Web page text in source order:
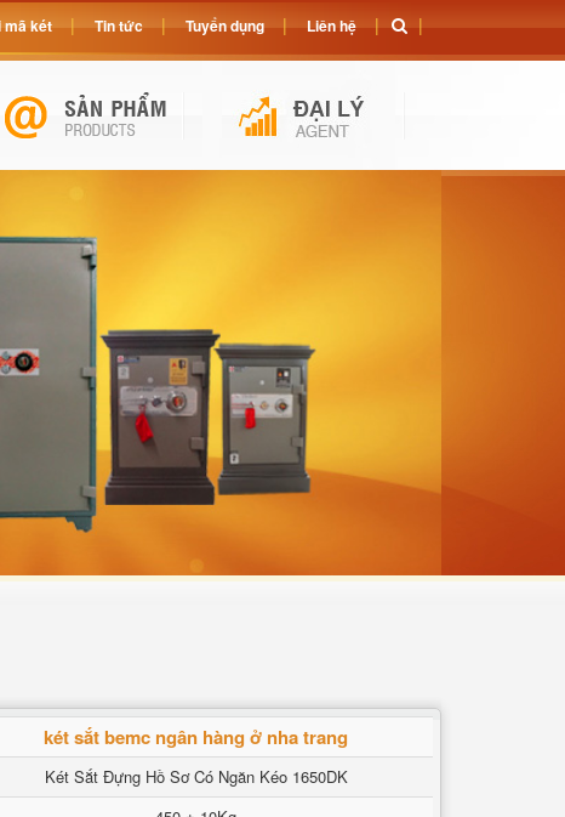
két sắt bemc ngân hàng ở nha trang
Két Sắt Đựng Hồ Sơ Có Ngăn Kéo 1650DK
mã két Tin tức Tuyển dụng Liên hệ